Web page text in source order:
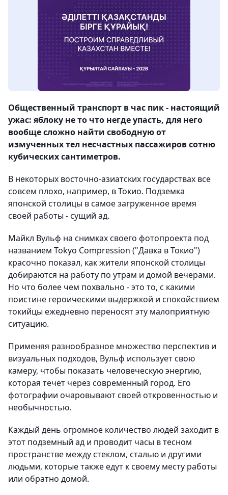
Общественный транспорт в час пик - настоящий
ужас: яблоку не то что негде упасть, для него
вообще сложно найти свободную от
измученных тел несчастных пассажиров сотню
кубических сантиметров.
В некоторых восточно-азиатских государствах все
совсем плохо, например, в Токио. Подземка
японской столицы в самое загруженное время
своей работы - сущий ад.
Майкл Вульф на снимках своего фотопроекта под
названием Tokyo Compression ("Давка в Токио")
красочно показал, как жители японской столицы
добираются на работу по утрам и домой вечерами.
Но что более чем похвально - это то, с какими
поистине героическими выдержкой и спокойствием
токийцы ежедневно переносят эту малоприятную
ситуацию.
Применяя разнообразное множество перспектив и
визуальных подходов, Вульф использует свою
камеру, чтобы показать человеческую энергию,
которая течет через современный город. Его
фотографии очаровывают своей откровенностью и
необычностью.
Каждый день огромное количество людей заходит в
этот подземный ад и проводит часы в тесном
пространстве между стеклом, сталью и другими
людьми, которые также едут к своему месту работы
или обратно домой.